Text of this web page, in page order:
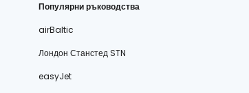
Популярни ръководства
airBaltic
Лондон Станстед STN
easyJet